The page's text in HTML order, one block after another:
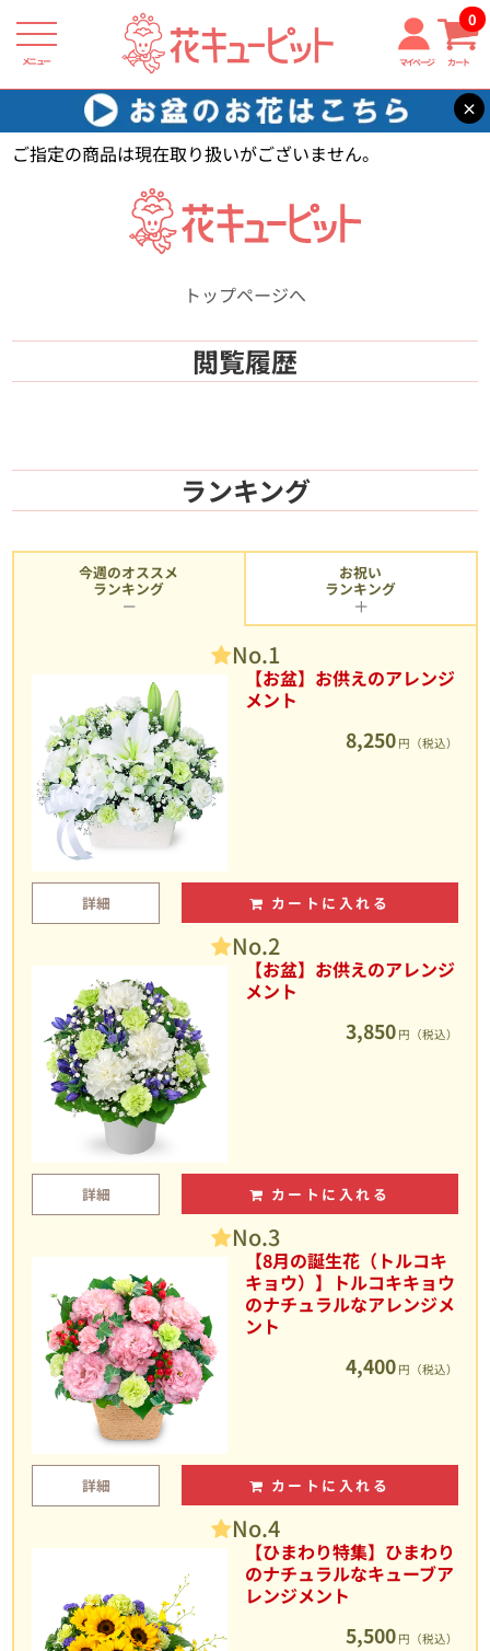
メニュー マイページ カート
0
×
花キューピット 【】
ご指定の商品は現在取り扱いがございません。
トップページへ
閲覧履歴
ランキング
今週のオススメ
ランキング
No.1
【お盆】お供えのアレンジ
メント
8,250 円（税込）
詳細 カートに入れる
No.2
【お盆】お供えのアレンジ
メント
3,850 円（税込）
詳細 カートに入れる
No.3
【8月の誕生花（トルコキ
キョウ）】トルコキキョウ
のナチュラルなアレンジメ
ント
4,400 円（税込）
詳細 カートに入れる
No.4
【ひまわり特集】ひまわり
のナチュラルなキューブア
レンジメント
5,500 円（税込）
お祝い
ランキング